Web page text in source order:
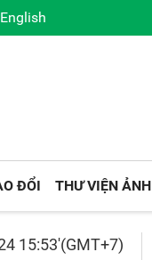
English
ĐỔI THƯ VIỆN ẢNH
15:53'(GMT+7)